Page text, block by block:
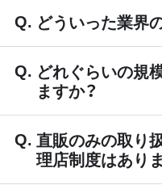
どういった業界
どれぐらいの規
ますか？
直販のみの取り
理店制度はあり